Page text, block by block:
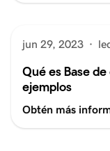
jun 29, 2023 ·
Qué es Base
ejemplos
Obtén más